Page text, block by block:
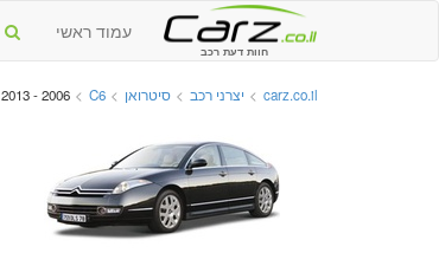
חוות דעת רכב
עמוד ראשי
carz.co.il
> יצרני רכב > סיטרואן >
C6
> 2006 - 2013 - קישורים למידע נוסף